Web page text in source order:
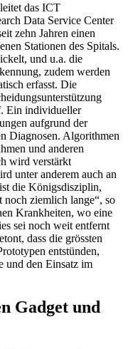
das ICT
Data Service Center
zehn Jahren einen
Stationen des Spitals.
und u.a. die
zudem werden
erfasst. Die
Ein individueller
aufgrund der
Diagnosen. Algorithmen
und anderen
wird verstärkt
unter anderem auch an
die Königsdisziplin,
noch ziemlich lange“, so
Krankheiten, wo eine
sei noch weit entfernt
dass die grössten
entstünden,
und den Einsatz im
Gadget und